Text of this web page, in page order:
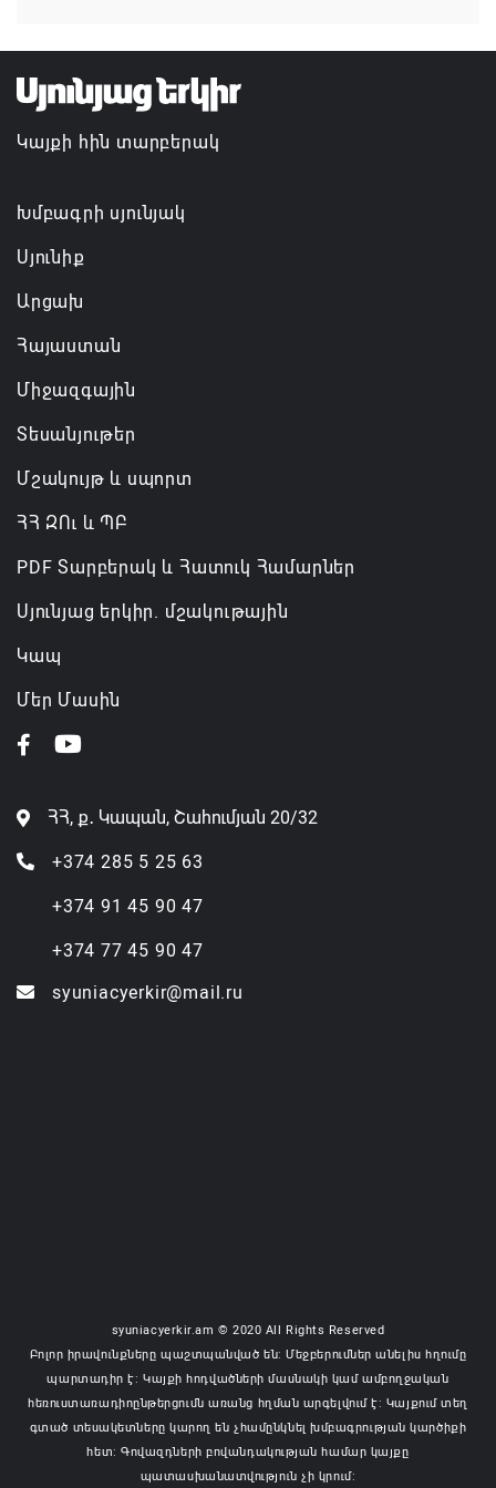
07.08.2026 11:01
Կանադայի Հայոց թեմը դատապարտել է
Վեհափառի նկատմամբ քրեական հետապնդումը
Կայքի հին տարբերակ
Խմբագրի սյունյակ
Սյունիք
Արցախ
Հայաստան
Միջազգային
Տեսանյութեր
Մշակույթ և սպորտ
ՀՀ ԶՈւ և ՊԲ
PDF Տարբերակ և Հատուկ Համարներ
Սյունյաց երկիր. մշակութային
Կապ
Մեր Մասին
ՀՀ, ք․ Կապան, Շահումյան 20/32
+374 285 5 25 63
+374 91 45 90 47
+374 77 45 90 47
syuniacyerkir@mail.ru
syuniacyerkir.am © 2020 All Rights Reserved
Բոլոր իրավունքները պաշտպանված են: Մեջբերումներ անելիս հղումը
պարտադիր է: Կայքի հոդվածների մասնակի կամ ամբողջական
հեռուստառադիոընթերցումն առանց հղման արգելվում է: Կայքում տեղ
գտած տեսակետները կարող են չհամընկնել խմբագրության կարծիքի
հետ: Գովազդների բովանդակության համար կայքը
պատասխանատվություն չի կրում: